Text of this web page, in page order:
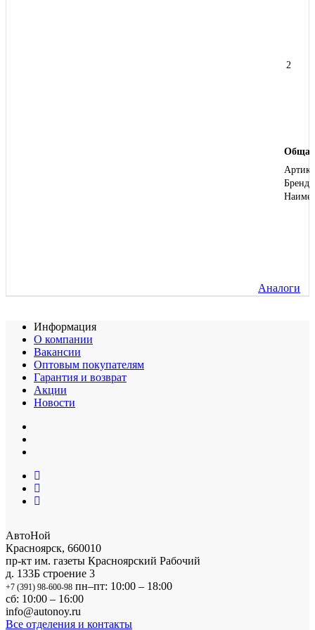
2
Бренд
Аналоги
Информация
О компании
Вакансии
Оптовым покупателям
Гарантия и возврат
Акции
Новости
АвтоНой
Красноярск, 660010
пр-кт им. газеты Красноярский Рабочий
д. 133Б строение 3
+7 (391) 98-600-98 пн–пт: 10:00 – 18:00
сб: 10:00 – 16:00
info@autonoy.ru
Все отделения и контакты